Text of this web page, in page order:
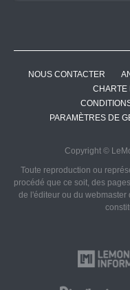
NOUS CONTACTER
CHARTE
PARAMÈTRES DE
Copyright ©
Toute reproduction ou
procédé que ce soit, des
de l'éditeur ou du webmaster